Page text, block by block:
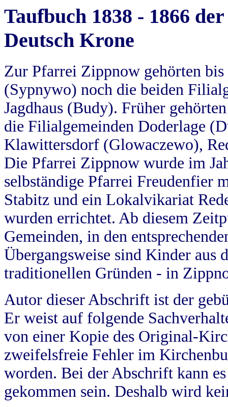
Taufbuch 1838 - 1866
Deutsch Krone
Zur Pfarrei Zippnow gehörten
(Sypnywo) noch die beiden
Jagdhaus (Budy). Früher
die Filialgemeinden Doderlage
Klawittersdorf (Glowaczewo),
Die Pfarrei Zippnow wurde im
selbständige Pfarrei Freudenfier
Stabitz und ein Lokalvikariat
wurden errichtet. Ab diesem
Gemeinden, in den
Übergangsweise sind Kinder aus
traditionellen Gründen - in
Autor dieser Abschrift ist der
Er weist auf folgende
von einer Kopie des Original-
zweifelsfreie Fehler im
worden. Bei der Abschrift kann
gekommen sein. Deshalb wird